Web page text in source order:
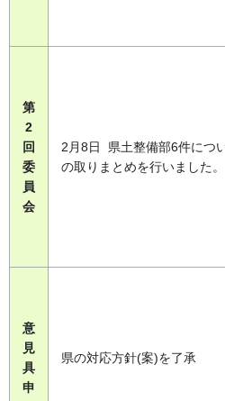
第
2
回
委
員
会
2月8日 県土整備部6件につ
の取りまとめを行いました。
意
見
具
申
県の対応方針(案)を了承